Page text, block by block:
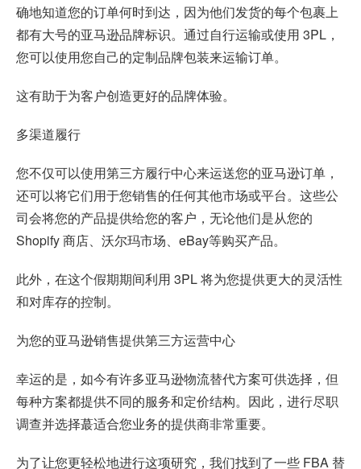
确地知道您的订单何时到达，因为他们发货的每个包裹上
都有大号的亚马逊品牌标识。通过自行运输或使用 3PL，
您可以使用您自己的定制品牌包装来运输订单。
这有助于为客户创造更好的品牌体验。
多渠道履行
您不仅可以使用第三方履行中心来运送您的亚马逊订单，
还可以将它们用于您销售的任何其他市场或平台。这些公
司会将您的产品提供给您的客户，无论他们是从您的
Shopify 商店、沃尔玛市场、eBay等购买产品。
此外，在这个假期期间利用 3PL 将为您提供更大的灵活性
和对库存的控制。
为您的亚马逊销售提供第三方运营中心
幸运的是，如今有许多亚马逊物流替代方案可供选择，但
每种方案都提供不同的服务和定价结构。因此，进行尽职
调查并选择蕞适合您业务的提供商非常重要。
为了让您更轻松地进行这项研究，我们找到了一些 FBA 替